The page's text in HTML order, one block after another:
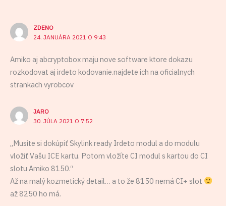
ZDENO
24. JANUÁRA 2021 O 9:43
Amiko aj abcryptobox maju nove software ktore dokazu
rozkodovat aj irdeto kodovanie.najdete ich na oficialnych
strankach vyrobcov
JARO
30. JÚLA 2021 O 7:52
„Musíte si dokúpiť Skylink ready Irdeto modul a do modulu
vložiť Vašu ICE kartu. Potom vložíte CI modul s kartou do CI
slotu Amiko 8150.“
Až na malý kozmetický detail… a to že 8150 nemá CI+ slot
až 8250 ho má.